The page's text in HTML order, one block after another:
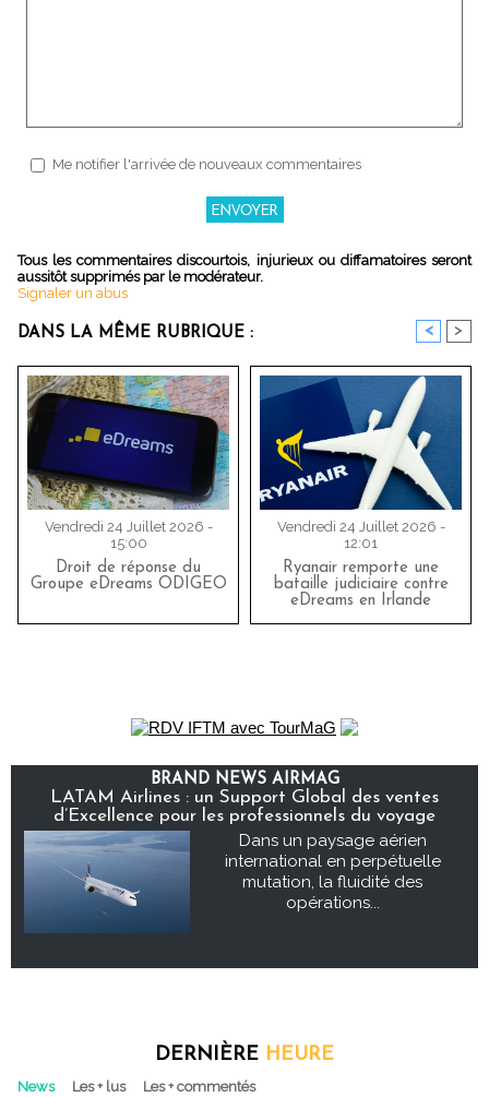
Me notifier l'arrivée de nouveaux commentaires
Tous les commentaires discourtois, injurieux ou diffamatoires seront
aussitôt supprimés par le modérateur.
Signaler un abus
DANS LA MÊME RUBRIQUE : < >
Vendredi 24 Juillet 2026 -
15:00
Droit de réponse du
Groupe eDreams ODIGEO
Vendredi 24 Juillet 2026 -
12:01
Ryanair remporte une
bataille judiciaire contre
eDreams en Irlande
BRAND NEWS AIRMAG
LATAM Airlines : un Support Global des ventes
d’Excellence pour les professionnels du voyage
Dans un paysage aérien
international en perpétuelle
mutation, la fluidité des
opérations...
DERNIÈRE HEURE
News Les + lus Les + commentés